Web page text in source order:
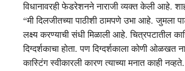
विधानावरही फेडरेशनने नाराजी व्यक्त केली आहे.
“मी दिलजीतच्या पाठीशी ठामपणे उभा आहे. जुमला
लक्ष्य करण्याची संधी मिळाली आहे. चित्रपटातील
दिग्दर्शकाचा होता. पण दिग्दर्शकाला कोणी
कास्टिंग स्वीकारली कारण त्याच्या मनात काही